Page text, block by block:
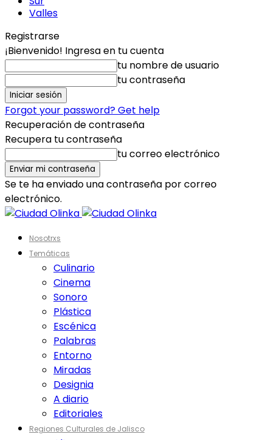
Valles
Registrarse
¡Bienvenido! Ingresa en tu cuenta
tu nombre de usuario
tu contraseña
Forgot your password? Get help
Recuperación de contraseña
Recupera tu contraseña
tu correo electrónico
Se te ha enviado una contraseña por correo
electrónico.
Nosotrxs
Temáticas
Culinario
Cinema
Sonoro
Plástica
Escénica
Palabras
Entorno
Miradas
Designia
A diario
Editoriales
Regiones Culturales de Jalisco